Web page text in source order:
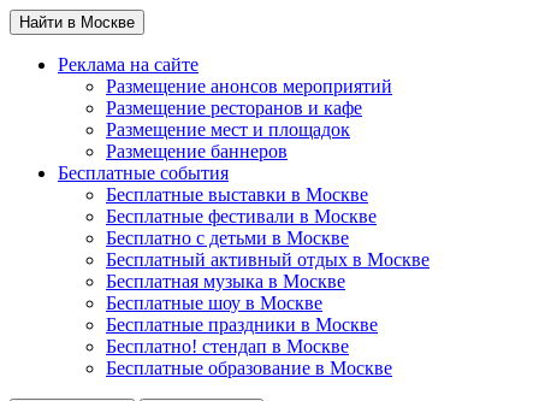
Найти в Москве
Реклама на сайте
Размещение анонсов мероприятий
Размещение ресторанов и кафе
Размещение мест и площадок
Размещение баннеров
Бесплатные события
Бесплатные выставки в Москве
Бесплатные фестивали в Москве
Бесплатно с детьми в Москве
Бесплатный активный отдых в Москве
Бесплатная музыка в Москве
Бесплатные шоу в Москве
Бесплатные праздники в Москве
Бесплатно! стендап в Москве
Бесплатные образование в Москве